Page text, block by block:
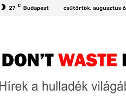
27 C Budapest csütörtök, augusztus